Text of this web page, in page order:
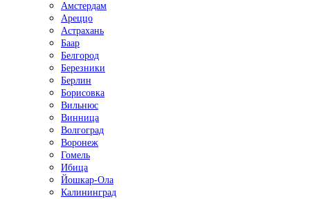
Амстердам
Ареццо
Астрахань
Баар
Белгород
Березники
Берлин
Борисовка
Вильнюс
Винница
Волгоград
Воронеж
Гомель
Ибица
Йошкар-Ола
Калининград